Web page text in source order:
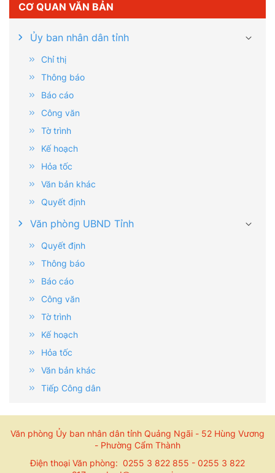
CƠ QUAN VĂN BẢN
Ủy ban nhân dân tỉnh
Chỉ thị
Thông báo
Báo cáo
Công văn
Tờ trình
Kế hoạch
Hỏa tốc
Văn bản khác
Quyết định
Văn phòng UBND Tỉnh
Quyết định
Thông báo
Báo cáo
Công văn
Tờ trình
Kế hoạch
Hỏa tốc
Văn bản khác
Tiếp Công dân
Văn phòng Ủy ban nhân dân tỉnh Quảng Ngãi - 52 Hùng Vương
- Phường Cẩm Thành
Điện thoại Văn phòng: 0255 3 822 855 - 0255 3 822